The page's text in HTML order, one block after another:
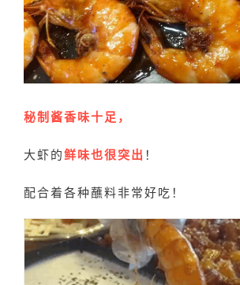
秘制酱香味十足，
大虾的鲜味也很突出 ！
配合着各种蘸料非常好吃！